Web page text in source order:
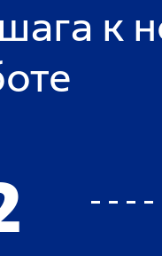
к